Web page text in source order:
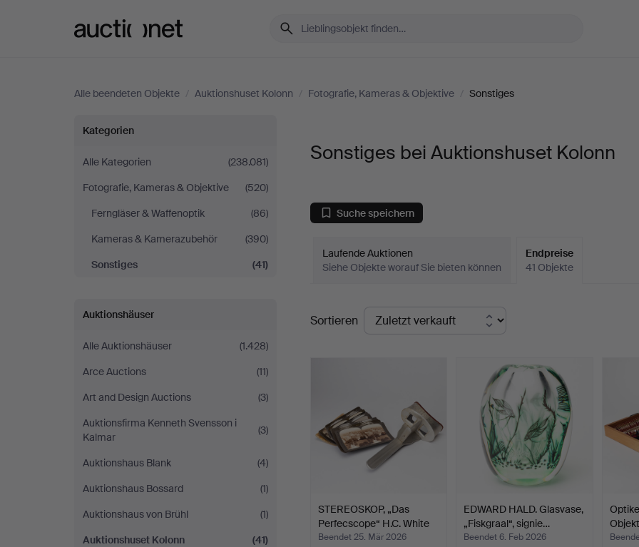
Alle beendeten Objekte / Auktionshuset Kolonn / Fotografie, Kameras & Objektive / Sonstiges
Sonstiges
bei
Auktionshuset
Kolonn
Kategorien
Alle Kategorien
(238.081)
Fotografie, Kameras & Objektive
(520)
Ferngläser & Waffenoptik
(86)
Kameras & Kamerazubehör
(390)
Sonstiges
(41)
Auktionshäuser
Alle Auktionshäuser
(1.428)
Arce Auctions
(11)
Art and Design Auctions
(3)
Auktionsfirma Kenneth Svensson i
Kalmar
(3)
Auktionshaus Blank
(4)
Auktionshaus Bossard
(1)
Auktionshaus von Brühl
(1)
Auktionshuset Kolonn
(41)
Sonstiges bei Auktionshuset Kolonn
Suche speichern
Laufende Auktionen
Siehe Objekte worauf Sie bieten können
Endpreise
41 Objekte
Endpreise
Sortieren
STEREOSKOP, „Das
Perfecscope“ H.C. White
C…
Beendet 25. Mär 2026
EDWARD HALD. Glasvase,
„Fiskgraal“, signie…
Beendet 6. Feb 2026